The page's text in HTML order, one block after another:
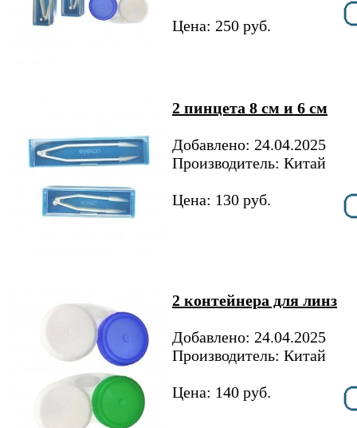
Цена: 250 руб.
2 пинцета 8 см и 6 см
Добавлено: 24.04.2025
Производитель: Китай
Цена: 130 руб.
2 контейнера для линз
Добавлено: 24.04.2025
Производитель: Китай
Цена: 140 руб.